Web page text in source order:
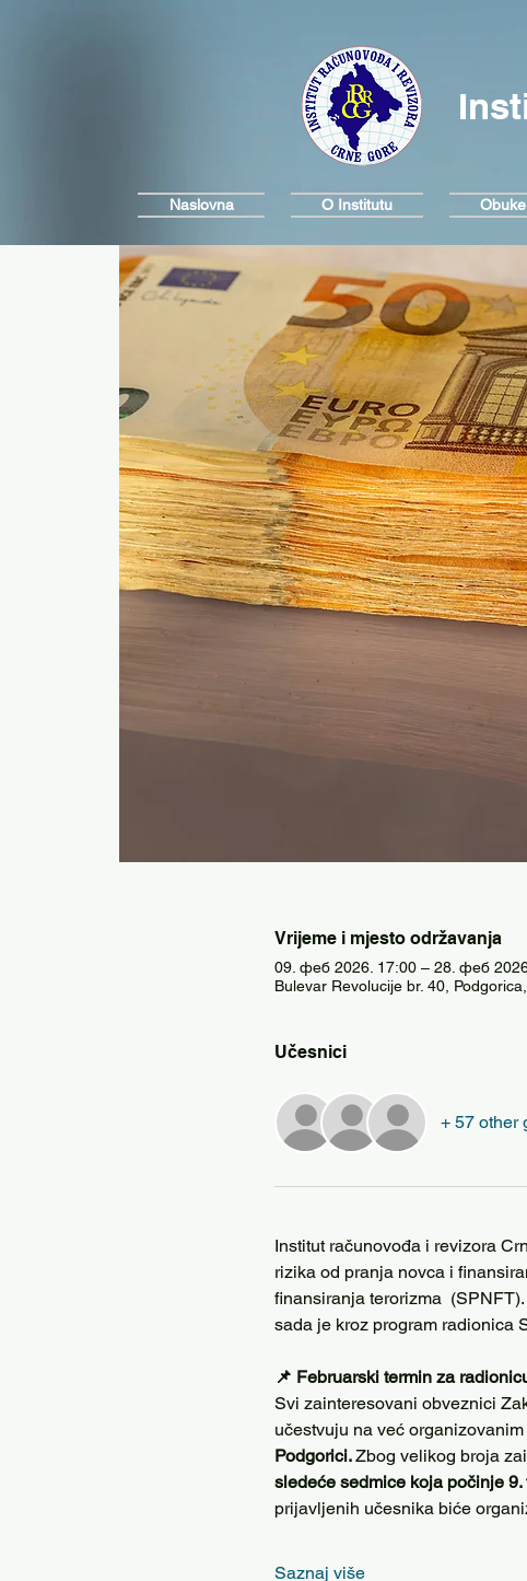
Naslovna O Institutu Obuke
Vrijeme i mjesto održavanja
09. феб 2026. 17:00 – 28. феб
Bulevar Revolucije br. 40,
Učesnici
+ 57 other
Institut računovođa i revizora
rizika od pranja novca i
finansiranja terorizma
sada je kroz program radionica
📌 Februarski termin za
Svi zainteresovani obveznici
učestvuju na već
Podgorici. Zbog velikog broja
sledeće sedmice koja počinje
prijavljenih učesnika biće
Saznaj više